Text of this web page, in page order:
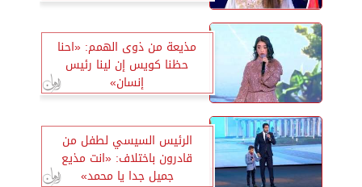
مذيعة من ذوى الهمم: «احنا
حظنا كويس إن لينا رئيس
إنسان»
الرئيس السيسي لطفل من
قادرون باختلاف: «انت مذيع
جميل جدا يا محمد»